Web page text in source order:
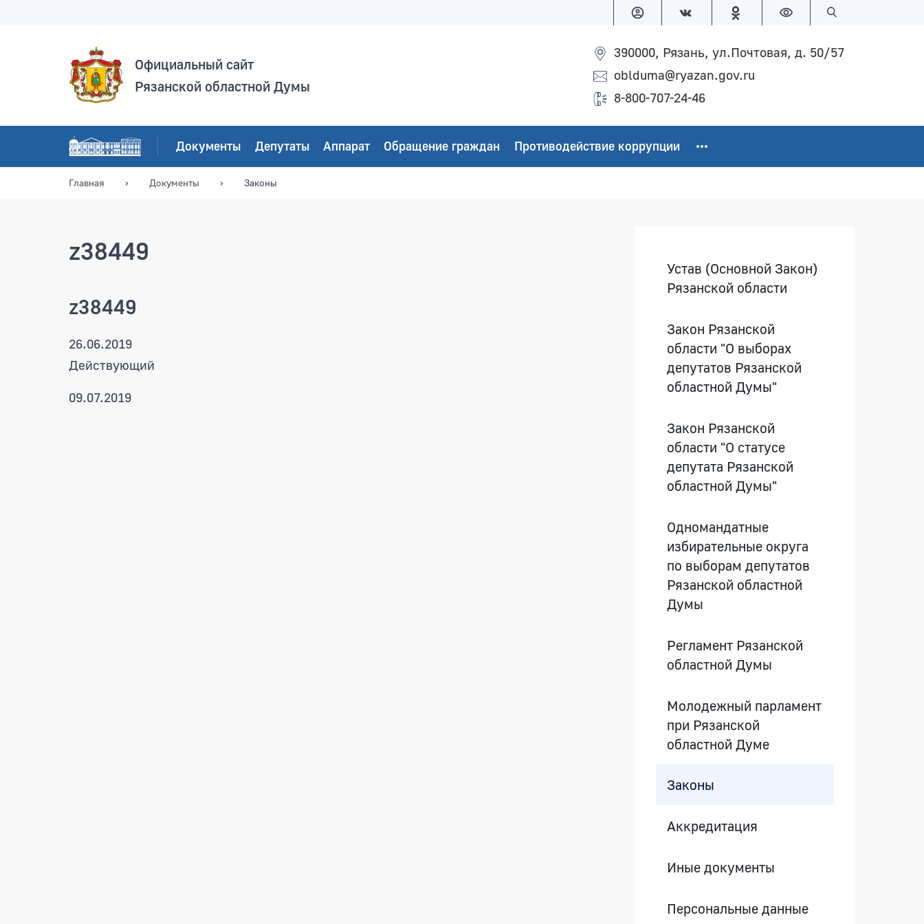
Версия для слабовидящих
Официальный сайт
Рязанской областной Думы
390000, Рязань, ул.Почтовая, д. 50/57
oblduma@ryazan.gov.ru
8-800-707-24-46
Документы Депутаты Аппарат Обращение граждан Противодействие коррупции
Главная Документы Законы
z38449
z38449
26.06.2019
Действующий
09.07.2019
Устав (Основной Закон)
Рязанской области
Закон Рязанской
области "О выборах
депутатов Рязанской
областной Думы"
Закон Рязанской
области "О статусе
депутата Рязанской
областной Думы"
Одномандатные
избирательные округа
по выборам депутатов
Рязанской областной
Думы
Регламент Рязанской
областной Думы
Молодежный парламент
при Рязанской
областной Думе
Законы
Аккредитация
Иные документы
Персональные данные